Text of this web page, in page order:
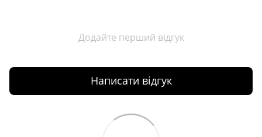
Додайте перший відгук
Написати відгук